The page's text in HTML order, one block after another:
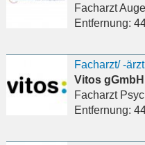
Facharzt
Entfernung:
Vitos gGmbH
Entfernung: